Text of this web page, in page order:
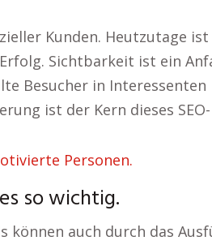
Kunden. Heutzutage ist
Sichtbarkeit ist ein
Besucher in Interessenten
ist der Kern dieses SEO-
so wichtig.
können auch durch das